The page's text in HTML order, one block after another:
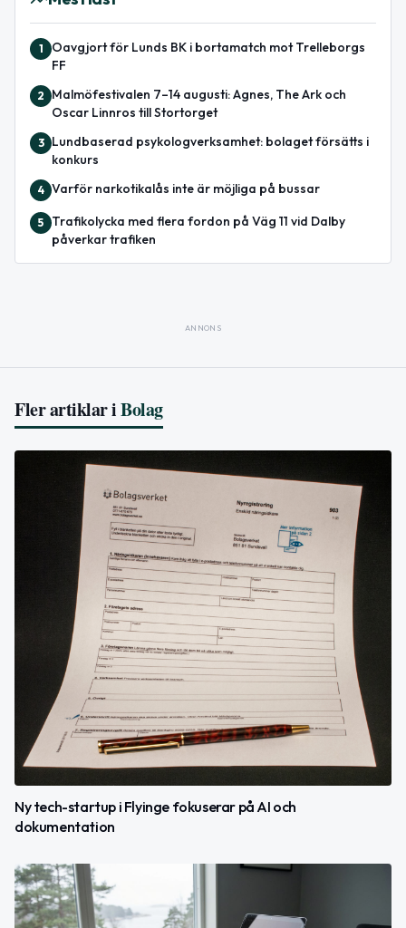
1
Oavgjort för Lunds BK i bortamatch mot Trelleborgs
FF
2
Malmöfestivalen 7–14 augusti: Agnes, The Ark och
Oscar Linnros till Stortorget
3
Lundbaserad psykologverksamhet: bolaget försätts i
konkurs
4 Varför narkotikalås inte är möjliga på bussar
5
Trafikolycka med flera fordon på Väg 11 vid Dalby
påverkar trafiken
ANNONS
Fler artiklar iBolag
Ny tech-startup i Flyinge fokuserar på AI och
dokumentation